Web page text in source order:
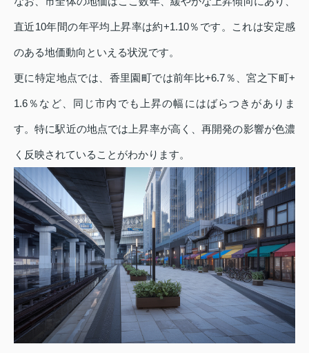
直近10年間の年平均上昇率は約+1.10％です。これは安定感
のある地価動向といえる状況です。
更に特定地点では、香里園町では前年比+6.7％、宮之下町+
1.6％など、同じ市内でも上昇の幅にはばらつきがありま
す。特に駅近の地点では上昇率が高く、再開発の影響が色濃
く反映されていることがわかります。